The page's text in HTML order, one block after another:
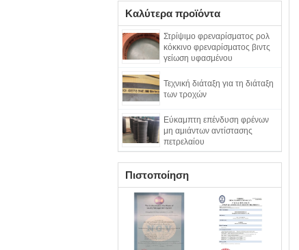
Καλύτερα προϊόντα
Στρίψιμο φρεναρίσματος ρολ
κόκκινο φρεναρίσματος βιντς
γείωση υφασμένου
Τεχνική διάταξη για τη διάταξη
των τροχών
Εύκαμπτη επένδυση φρένων
μη αμιάντων αντίστασης
πετρελαίου
Πιστοποίηση